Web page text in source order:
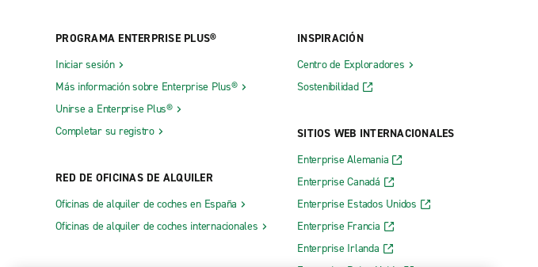
PROGRAMA ENTERPRISE PLUS®
Iniciar sesión
Más información sobre Enterprise Plus®
Unirse a Enterprise Plus®
Completar su registro
RED DE OFICINAS DE ALQUILER
Oficinas de alquiler de coches en España
Oficinas de alquiler de coches internacionales
INSPIRACIÓN
Centro de Exploradores
Sostenibilidad
SITIOS WEB INTERNACIONALES
Enterprise Alemania
Enterprise Canadá
Enterprise Estados Unidos
Enterprise Francia
Enterprise Irlanda